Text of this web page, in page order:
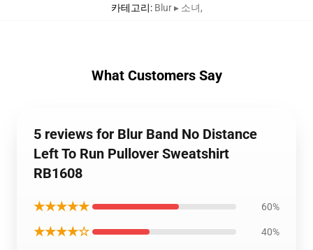
카테고리: Blur ▸ 소녀,
What Customers Say
5 reviews for Blur Band No Distance
Left To Run Pullover Sweatshirt
RB1608
★★★★★ 60%
★★★★☆ 40%